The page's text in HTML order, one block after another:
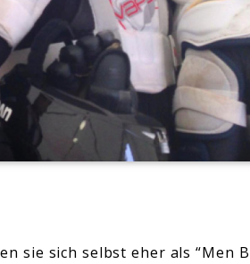
sie sich selbst eher als “Men